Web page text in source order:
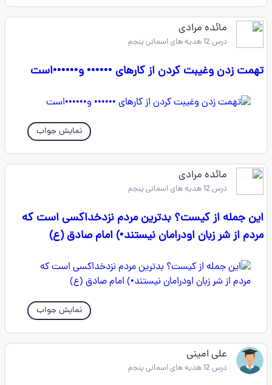
مائده مرادی
درس 12 هدیه های اسمانی پنجم
تهمت زدن وغیبت کردن از کارهای •••••• و••••••است
نمایش جواب
مائده مرادی
درس 12 هدیه های اسمانی پنجم
این جمله از کیست؟ بدترین مردم نزدخداکسی است که
مردم از شر زبان اودرامان نیستند•) امام صادق (ع)
نمایش جواب
علی امینی
درس 12 هدیه های اسمانی پنجم